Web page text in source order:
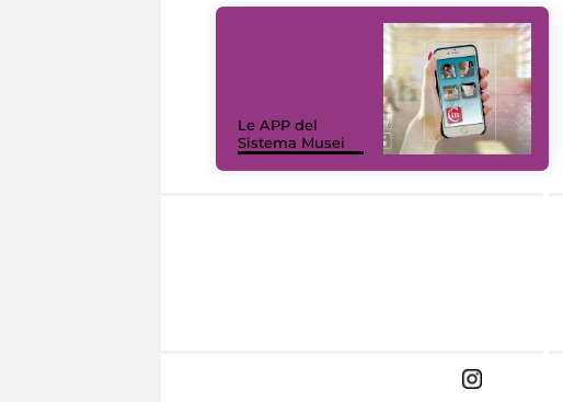
Le APP del
Sistema Musei